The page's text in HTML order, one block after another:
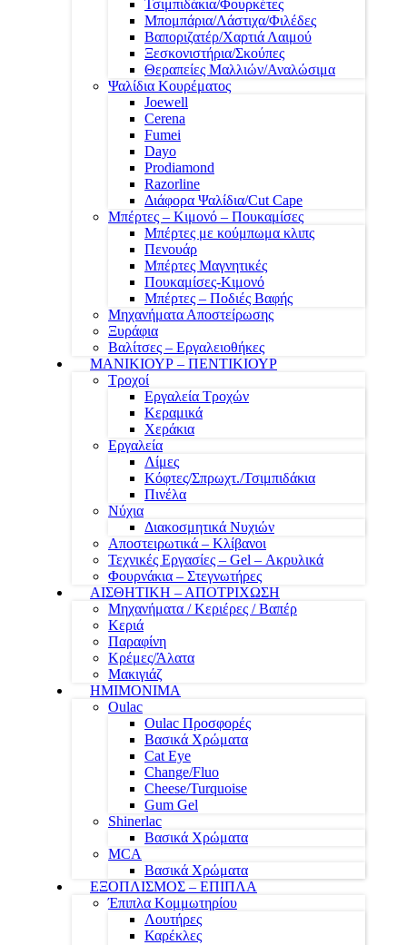
Τσιμπιδάκια/Φουρκέτες
Μπομπάρια/Λάστιχα/Φιλέδες
Βαποριζατέρ/Χαρτιά Λαιμού
Ξεσκονιστήρια/Σκούπες
Θεραπείες Μαλλιών/Αναλώσιμα
Ψαλίδια Κουρέματος
Joewell
Cerena
Fumei
Dayo
Prodiamond
Razorline
Διάφορα Ψαλίδια/Cut Cape
Μπέρτες – Κιμονό – Πουκαμίσες
Μπέρτες με κούμπωμα κλιπς
Πενουάρ
Μπέρτες Μαγνητικές
Πουκαμίσες-Κιμονό
Μπέρτες – Ποδιές Βαφής
Μηχανήματα Αποστείρωσης
Ξυράφια
Βαλίτσες – Εργαλειοθήκες
ΜΑΝΙΚΙΟΥΡ – ΠΕΝΤΙΚΙΟΥΡ
Τροχοί
Εργαλεία Τροχών
Κεραμικά
Χεράκια
Εργαλεία
Λίμες
Κόφτες/Σπρωχτ./Τσιμπιδάκια
Πινέλα
Νύχια
Διακοσμητικά Νυχιών
Αποστειρωτικά – Κλίβανοι
Τεχνικές Εργασίες – Gel – Ακρυλικά
Φουρνάκια – Στεγνωτήρες
ΑΙΣΘΗΤΙΚΗ – ΑΠΟΤΡΙΧΩΣΗ
Μηχανήματα / Κεριέρες / Βαπέρ
Κεριά
Παραφίνη
Κρέμες/Άλατα
Μακιγιάζ
ΗΜΙΜΟΝΙΜΑ
Oulac
Oulac Προσφορές
Βασικά Χρώματα
Cat Eye
Change/Fluo
Cheese/Turquoise
Gum Gel
Shinerlac
Βασικά Χρώματα
MCA
Βασικά Χρώματα
ΕΞΟΠΛΙΣΜΟΣ – ΕΠΙΠΛΑ
Έπιπλα Κομμωτηρίου
Λουτήρες
Καρέκλες